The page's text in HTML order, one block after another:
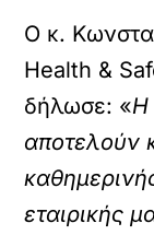
Ο κ.
Health &
δήλωσε: «Η
αποτελούν
εταιρικής